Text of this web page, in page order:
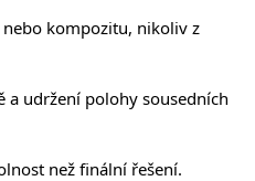
kompozitu, nikoliv z
a udržení polohy sousedních
než finální řešení.